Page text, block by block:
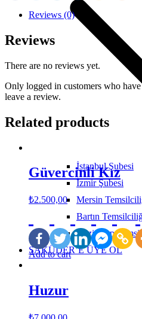
İstanbul Şubesi
İzmir Şubesi
Mersin
Bartın
Gaziantep
SAKÜDER’E ÜYE OL
Reviews (0)
Reviews
There are no reviews yet.
Only logged in customers who
leave a review.
Related products
Güvercinli Kız
₺2.500,00
Add to cart
Huzur